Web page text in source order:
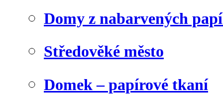
Domy z nabarvených
Středověké město
Domek – papírové tkaní